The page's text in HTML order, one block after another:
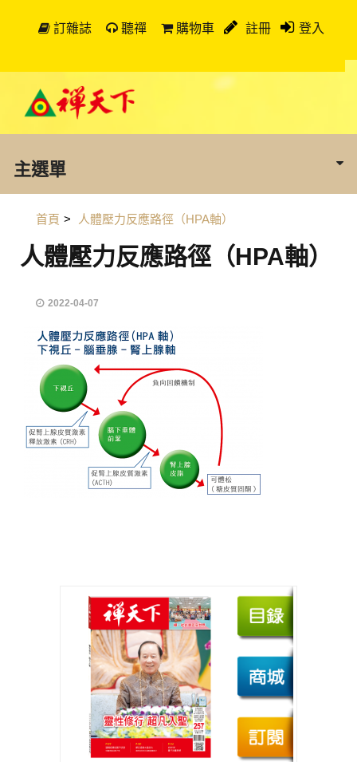
訂雜誌 聽禪 購物車 註冊 登入
主選單
首頁 > 人體壓力反應路徑（HPA軸）
人體壓力反應路徑（HPA軸）
2022-04-07